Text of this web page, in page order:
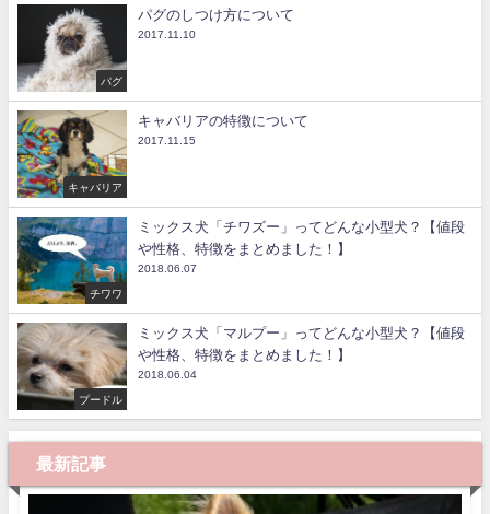
パグ
パグのしつけ方について
2017.11.10
キャバリア
キャバリアの特徴について
2017.11.15
チワワ
ミックス犬「チワズー」ってどんな小型犬？【値段
や性格、特徴をまとめました！】
2018.06.07
プードル
ミックス犬「マルプー」ってどんな小型犬？【値段
や性格、特徴をまとめました！】
2018.06.04
最新記事